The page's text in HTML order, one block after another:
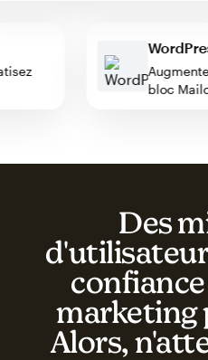
bloc
Des
marketing
Alors,